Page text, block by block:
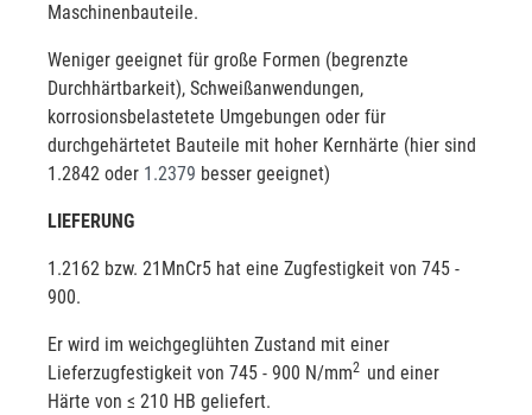
Maschinenbauteile.
Weniger geeignet für große Formen (begrenzte
Durchhärtbarkeit), Schweißanwendungen,
korrosionsbelastetete Umgebungen oder für
durchgehärtetet Bauteile mit hoher Kernhärte (hier sind
1.2842 oder 1.2379 besser geeignet)
LIEFERUNG
1.2162 bzw. 21MnCr5 hat eine Zugfestigkeit von 745 -
900.
Er wird im weichgeglühten Zustand mit einer
Lieferzugfestigkeit von 745 - 900 N/mm2 und einer
Härte von ≤ 210 HB geliefert.